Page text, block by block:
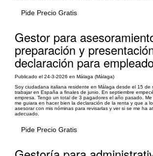
Pide Precio Gratis
Gestor para
preparación y
declaración para
Publicado el 24-3-2026 en Málaga (Málaga)
Soy ciudadana italiana residente en Málaga desde el 15 de
trabajar en España a finales de junio. En septiembre
empresa. Tengo un total de 3 pagadores el año pasado.
me guiara en hacer bien la declaración de la renta y que a
asesorar con mis nóminas para revisarlas y ver si se me ha
adecuado.
Pide Precio Gratis